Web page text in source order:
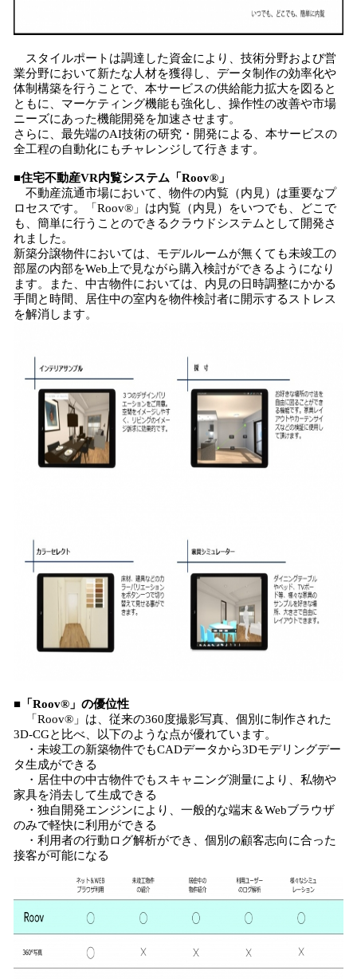
スタイルポートは調達した資金により、技術分野および営
業分野において新たな人材を獲得し、データ制作の効率化や
体制構築を行うことで、本サービスの供給能力拡大を図ると
ともに、マーケティング機能も強化し、操作性の改善や市場
ニーズにあった機能開発を加速させます。
さらに、最先端のAI技術の研究・開発による、本サービスの
全工程の自動化にもチャレンジして行きます。
■住宅不動産VR内覧システム「 Roov® 」
不動産流通市場において、物件の内覧（内見）は重要なプ
ロセスです。「Roov®」は内覧（内見）をいつでも、どこで
も、簡単に行うことのできるクラウドシステムとして開発さ
れました。
新築分譲物件においては、モデルルームが無くても未竣工の
部屋の内部をWeb上で見ながら購入検討ができるようになり
ます。また、中古物件においては、内見の日時調整にかかる
手間と時間、居住中の室内を物件検討者に開示するストレス
を解消します。
■「 Roov® 」の優位性
「Roov®」は、従来の360度撮影写真、個別に制作された
3D-CGと比べ、以下のような点が優れています。
・未竣工の新築物件でもCADデータから3Dモデリングデー
タ生成ができる
・居住中の中古物件でもスキャニング測量により、私物や
家具を消去して生成できる
・独自開発エンジンにより、一般的な端末＆Webブラウザ
のみで軽快に利用ができる
・利用者の行動ログ解析ができ、個別の顧客志向に合った
接客が可能になる